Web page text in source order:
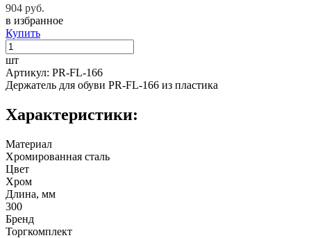
904 руб.
в избранное
Купить
шт
Артикул: PR-FL-166
Держатель для обуви PR-FL-166 из пластика
Характеристики:
Материал
Хромированная сталь
Цвет
Хром
Длина, мм
300
Бренд
Торгкомплект